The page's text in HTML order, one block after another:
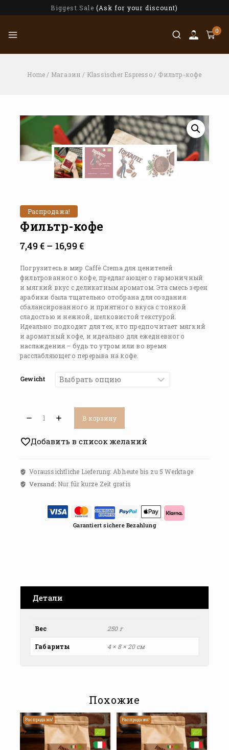
Biggest Sale (Ask for your discount)
0
Home / Магазин / Klassischer Espresso / Фильтр-кофе
Распродажа!
Фильтр-кофе
7,49€ – 16,99€
Погрузитесь в мир Caffè Crema для ценителей
фильтрованного кофе, предлагающего гармоничный
и мягкий вкус с деликатным ароматом. Эта смесь зерен
арабики была тщательно отобрана для создания
сбалансированного и приятного вкуса с тонкой
сладостью и нежной, шелковистой текстурой.
Идеально подходит для тех, кто предпочитает мягкий
и ароматный кофе, и идеально для ежедневного
наслаждения – будь то утром или во время
расслабляющего перерыва на кофе.
Gewicht
В корзину
Добавить в список желаний
Voraussichtliche Lieferung: Ab heute bis zu 5 Werktage
Versand: Nur für kurze Zeit gratis
Garantiert sichere Bezahlung
Детали
Вес 250 г
Габариты 4 × 8 × 20 см
Похожие
Распродажа! Распродажа!